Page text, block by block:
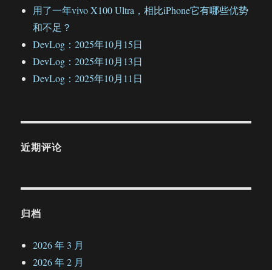
用了一年vivo X100 Ultra，相比iPhone它有哪些优势
和不足？
DevLog：2025年10月15日
DevLog：2025年10月13日
DevLog：2025年10月11日
近期评论
归档
2026 年 3 月
2026 年 2 月